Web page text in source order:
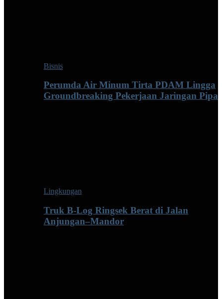
Bisnis
Perumda Air Minum Tirta PDAM Lingga
Groundbreaking Pekerjaan Jaringan Pipa
Lingkungan
Truk B-Log Ringsek Berat di Jalan
Anjungan–Mandor